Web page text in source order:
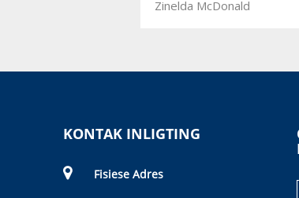
Zinelda McDonald
KONTAK INLIGTING
Fisiese Adres